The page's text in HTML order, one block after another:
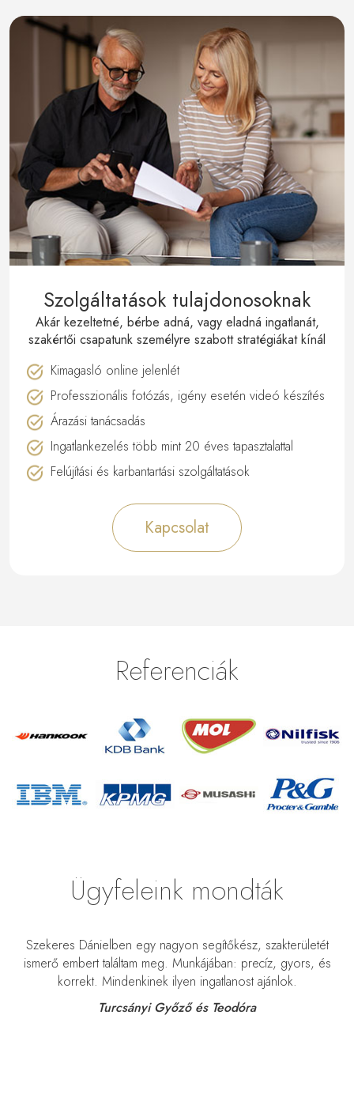
Szolgáltatások tulajdonosoknak
Akár kezeltetné, bérbe adná, vagy eladná ingatlanát,
szakértői csapatunk személyre szabott stratégiákat kínál
Kimagasló online jelenlét
Professzionális fotózás, igény esetén videó készítés
Árazási tanácsadás
Ingatlankezelés több mint 20 éves tapasztalattal
Felújítási és karbantartási szolgáltatások
Kapcsolat
Referenciák
Ügyfeleink mondták
Szekeres Dánielben egy nagyon segítőkész, szakterületét
ismerő embert találtam meg. Munkájában: precíz, gyors, és
korrekt. Mindenkinek ilyen ingatlanost ajánlok.
Turcsányi Győző és Teodóra